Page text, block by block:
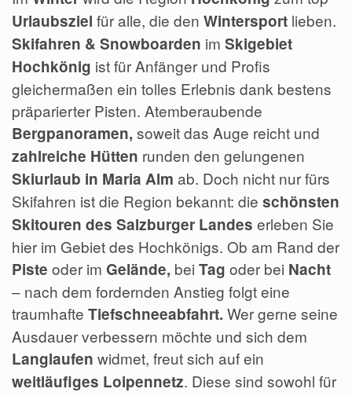
Urlaubsziel für alle, die den Wintersport lieben.
Skifahren & Snowboarden im Skigebiet
Hochkönig ist für Anfänger und Profis
gleichermaßen ein tolles Erlebnis dank bestens
präparierter Pisten. Atemberaubende
Bergpanoramen, soweit das Auge reicht und
zahlreiche Hütten runden den gelungenen
Skiurlaub in Maria Alm ab. Doch nicht nur fürs
Skifahren ist die Region bekannt: die schönsten
Skitouren des Salzburger Landes erleben Sie
hier im Gebiet des Hochkönigs. Ob am Rand der
Piste oder im Gelände, bei Tag oder bei Nacht
– nach dem fordernden Anstieg folgt eine
traumhafte Tiefschneeabfahrt. Wer gerne seine
Ausdauer verbessern möchte und sich dem
Langlaufen widmet, freut sich auf ein
weitläufiges Loipennetz. Diese sind sowohl für